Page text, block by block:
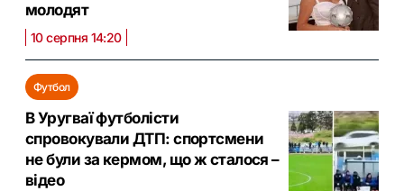
молодят
10 серпня 14:20
Футбол
В Уругваї футболісти
спровокували ДТП: спортсмени
не були за кермом, що ж сталося –
відео